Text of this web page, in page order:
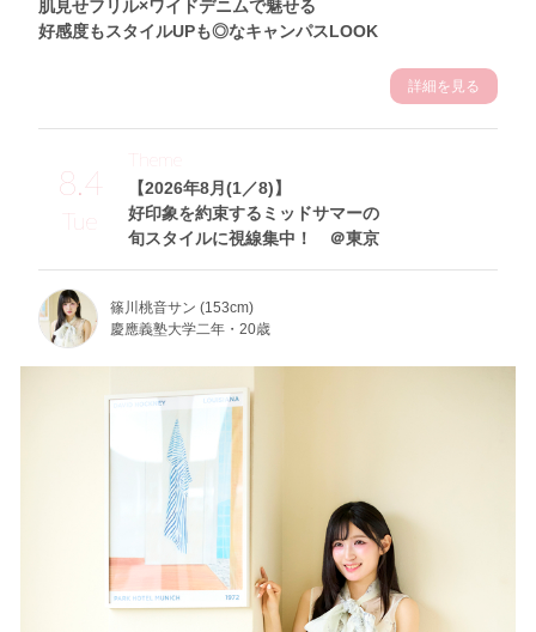
肌見せフリル×ワイドデニムで魅せる
好感度もスタイルUPも◎なキャンパスLOOK
詳細を見る
8.4
Tue
【2026年8月(1／8)】
好印象を約束するミッドサマーの
旬スタイルに視線集中！ ＠東京
Theme
篠川桃音サン (153cm)
慶應義塾大学二年・20歳